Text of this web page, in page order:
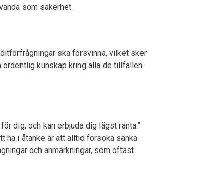
som säkerhet.
ska försvinna, vilket sker
ordentlig kunskap kring alla de tillfällen
dig, och kan erbjuda dig lägst ränta.”
ha i åtanke är att alltid försöka sänka
och anmärkningar, som oftast